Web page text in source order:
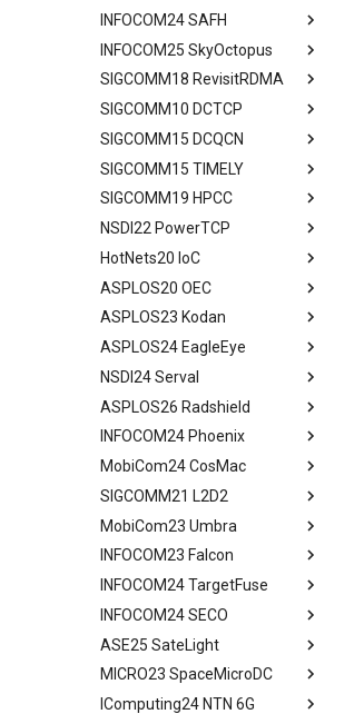
Characteristic of Handover
Implications of Handover
4G/5G Prediction
Related Work
Discussion
Conclusion
Efficient Constrained
Decoding with Compressed
Finite State Machine
Efficient Endpoint Calling with
API Speculative Execution
Evaluation
Related Work
Future Directions and
Conclusion
Assignment
Interface Switching
Assignment
Prototype
Performance Evaluation
Related Work
Discussions
Conclusion
VOIP & Content
Discrimination
Discussion
Related Work
Conclusion
Work
A Large IPX Provider
SS7/Diameter Signaling
GTP-C Signaling
Data Roaming Traffic
Conclusion
Related Work
System Model
Two Metrics
Case Study
Performance Analysis
Resilience under Failures
Discussion and Limitations
Conclusion
Abstract
Priliminary
Limitations
Model
Algorithm Design
Evaluation
Related Work
Conclusion
INFOCOM24 SAFH
Abstract
Background
Design Overview
Handover Design
Experiments
Related Work
Discussions and Limitations
Conclusion
INFOCOM25 SkyOctopus
Abstract
Background
Design Overview
Architecture Design
Experiment
Related Work
Discussion and Limitations
Conclusion
SIGCOMM18 RevisitRDMA
Abstract
Background
IRN Design
Evaluating IRN's Transport
Logic
Implementation
Considerations
Evaluating Implementation
Overheads
Discussion and Related Work
SIGCOMM10 DCTCP
Abstract
Communications in DC
SIGCOMM15 DCQCN
Abstract
Need for DCQCN
SIGCOMM15 TIMELY
Abstract
Background
SIGCOMM19 HPCC
Abstract
Experience and Motivation
NSDI22 PowerTCP
Abstract
Motivation
HotNets20 IoC
Abstract
LEO Net 101
In-orbit Computing as a
Service
Feasibility of In-orbit
Compute
Virtual Stationary
Discussion && Conclusion
ASPLOS20 OEC
Abstract
Background
Challenges
OEC
Design
Methodology
Evaluation
Related Work
Conclusion & Future Work
ASPLOS23 Kodan
Abstract
Background
System Design
Methodology
Evaluation
Related Work
Conclusion and Future Work
ASPLOS24 EagleEye
Abstract
Background
Design Overview
System Design
Implementation and
Methodology
Results
Related Work
Conclusion
NSDI24 Serval
Abstract
Background
Serval's Design
Experimental Setup
Microbenchmarks
End-to-End Results
Related Work
Concluding Discussion
ASPLOS26 Radshield
Abstract
Background and Related
Work
Design and Implementation
Ground Evaluation
Real-World Deployment in
Space
Conclusions
INFOCOM24 Phoenix
Abstract
Technique Background
Phoenix Design Overview
Energy-effect Tasks
Scheduling
Performance Evaluation
Related Work
Conclusion
MobiCom24 CosMac
Abstract
Background
CosMac Overview and Goals
Uplink Medium Access & Flow
Control
Centralized Download
Research Platform
Real-World Experiments
SIGCOMM21 L2D2
Abstract
Background
GS Architecture
Experimental Setup
Microbenchmarks
Results
Related Work
MobiCom23 Umbra
Abstract
Satellite Networking Primer
Withhold Scheduling
System Design
Experimental Setup
Experimental Evaluation
INFOCOM23 Falcon
Abstract
Motivation and Related Work
Falcon Design
Models and Formulation
Algorithm Design
INFOCOM24 TargetFuse
Abstract
Background and Motivation
System Design
Evaluation
INFOCOM24 SECO
Abstract
System Model
Solution of Problem
ASE25 SateLight
tldr
MICRO23 SpaceMicroDC
Abstract
IComputing24 NTN 6G